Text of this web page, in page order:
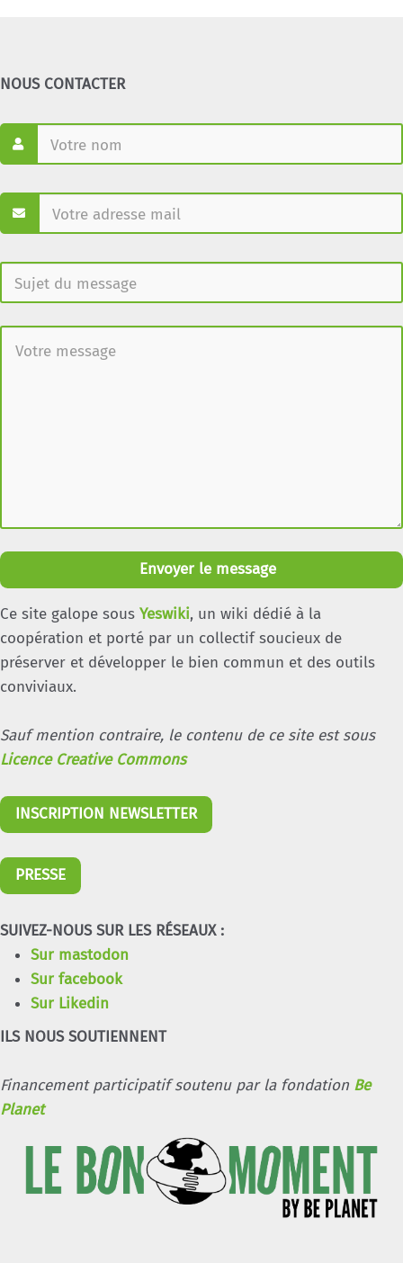
NOUS CONTACTER
Envoyer le message
Ce site galope sous Yeswiki, un wiki dédié à la
coopération et porté par un collectif soucieux de
préserver et développer le bien commun et des outils
conviviaux.
Sauf mention contraire, le contenu de ce site est sous
Licence Creative Commons
INSCRIPTION NEWSLETTER
PRESSE
SUIVEZ-NOUS SUR LES RÉSEAUX :
Sur mastodon
Sur facebook
Sur Likedin
ILS NOUS SOUTIENNENT
Financement participatif soutenu par la fondation Be
Planet